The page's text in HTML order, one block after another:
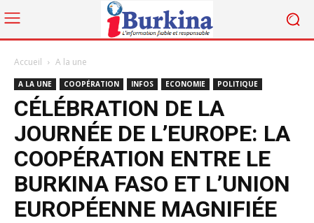
Accueil A la une
A LA UNE COOPÉRATION INFOS ECONOMIE POLITIQUE
CÉLÉBRATION DE LA
JOURNÉE DE L’EUROPE: LA
COOPÉRATION ENTRE LE
BURKINA FASO ET L’UNION
EUROPÉENNE MAGNIFIÉE